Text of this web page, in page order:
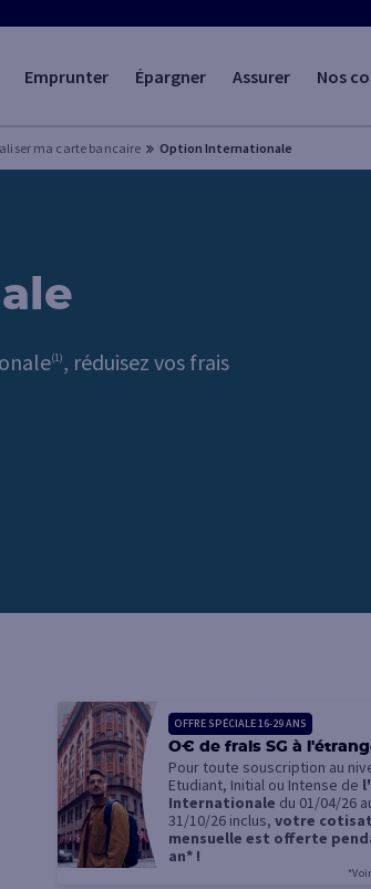
Emprunter Épargner Assurer Nos
ma carte bancaire Option Internationale
(1), réduisez vos frais
OFFRE SPÉCIALE 16-29 ANS
O€ de frais SG à
Pour toute souscription au
Etudiant, Initial ou Intense de
Internationale du 01/04/26
31/10/26 inclus, votre
mensuelle est offerte
an* !